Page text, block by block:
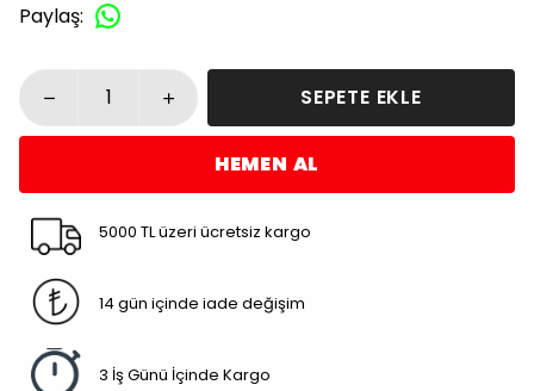
Paylaş:
SEPETE EKLE
HEMEN AL
5000 TL üzeri ücretsiz kargo
14 gün içinde iade değişim
3 İş Günü İçinde Kargo